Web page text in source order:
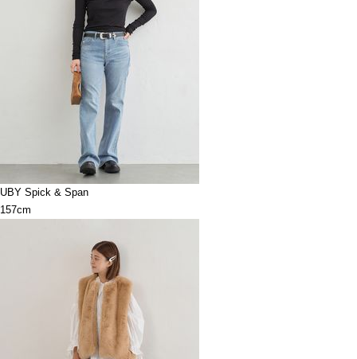
UBY Spick & Span
157cm